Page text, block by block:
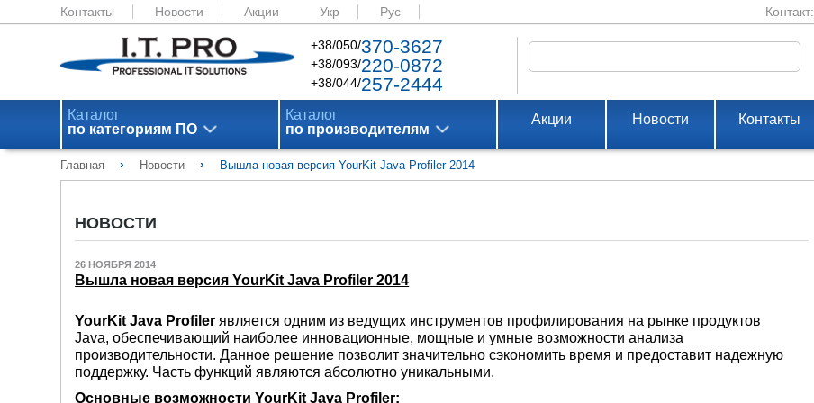
Контакты Новости Акции Укр Рус Контакт:
+38/050/370-3627
+38/093/220-0872
+38/044/257-2444
Каталог
по категориям ПО
Каталог
по производителям
Акции Новости Контакты
Главная › Новости › Вышла новая версия YourKit Java Profiler 2014
НОВОСТИ
26 НОЯБРЯ 2014
Вышла новая версия YourKit Java Profiler 2014
YourKit Java Profiler является одним из ведущих инструментов профилирования на рынке продуктов
Java, обеспечивающий наиболее инновационные, мощные и умные возможности анализа
производительности. Данное решение позволит значительно сэкономить время и предоставит надежную
поддержку. Часть функций являются абсолютно уникальными.
Основные возможности YourKit Java Profiler: